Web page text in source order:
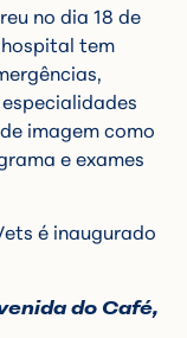
no dia 18 de
tem
imagem como
e exames
do Café,